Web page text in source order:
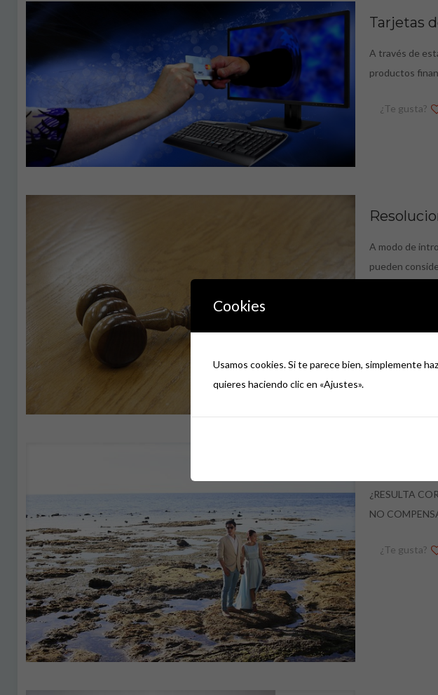
Tarjetas
A través de
productos
¿Te gusta?
A modo de
pueden
¿RESULTA
NO
¿Te gusta?
Cookies
Usamos cookies. Si te parece bien, simplemente
quieres haciendo clic en «Ajustes».